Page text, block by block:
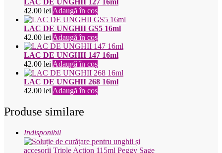
LAC DE UNGHII 127 16ml
42.00 leiAdaugă în coș
LAC DE UNGHII GS5 16ml
42.00 leiAdaugă în coș
LAC DE UNGHII 147 16ml
42.00 leiAdaugă în coș
LAC DE UNGHII 268 16ml
42.00 leiAdaugă în coș
Produse similare
Indisponibil